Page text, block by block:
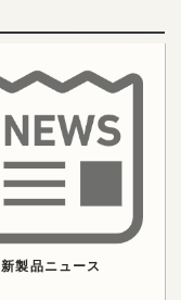
新製品ニュース